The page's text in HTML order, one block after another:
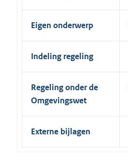
Eigen onderwerp
Indeling regeling
Regeling onder de
Omgevingswet
Externe bijlagen